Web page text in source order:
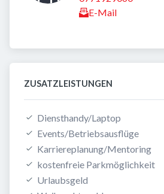
E-Mail
ZUSATZLEISTUNGEN
Diensthandy/Laptop
Events/Betriebsausflüge
Karriereplanung/Mentoring
kostenfreie Parkmöglichkeit
Urlaubsgeld